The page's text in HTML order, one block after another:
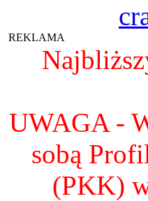
REKLAMA
UWAGA -
sobą
(PKK)